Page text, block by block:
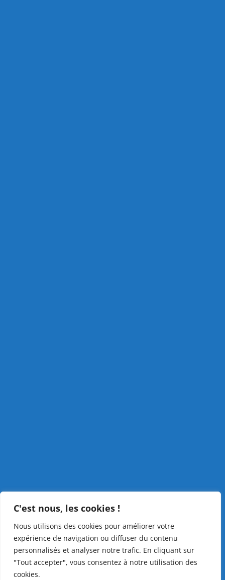
C'est nous, les cookies !
Nous utilisons des cookies pour améliorer votre
expérience de navigation ou diffuser du contenu
personnalisés et analyser notre trafic. En cliquant sur
"Tout accepter", vous consentez à notre utilisation des
cookies.